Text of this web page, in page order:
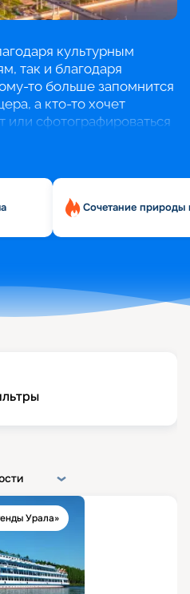
культурным
так и благодаря
то больше запомнится
а кто-то хочет
или сфотографироваться
за горами».
не только
Золотого кольца и
круиз к Соловецким
Сочетание природы
Урала»